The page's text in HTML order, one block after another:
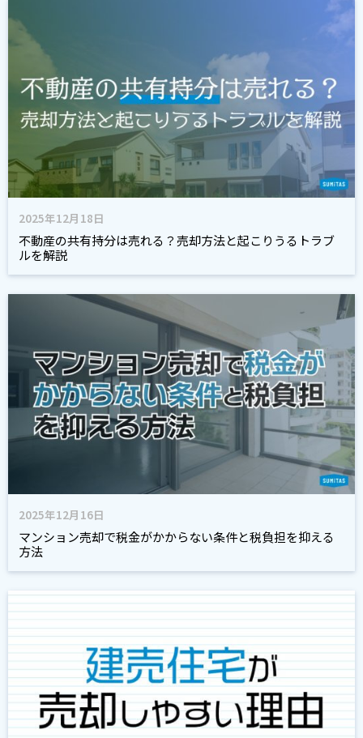
2025年12月18日
不動産の共有持分は売れる？売却方法と起こりうるトラブ
ルを解説
2025年12月16日
マンション売却で税金がかからない条件と税負担を抑える
方法